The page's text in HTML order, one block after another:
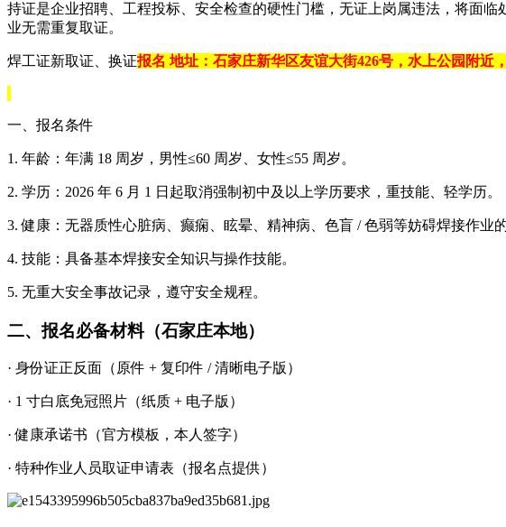
持证是企业招聘、工程投标、安全检查的硬性门槛，无证上岗属违法，将面
业无需重复取证。
焊工证新取证、换证报名 地址：石家庄新华区友谊大街426号，水上公园附近
一、报名条件
1. 年龄：年满 18 周岁，男性≤60 周岁、女性≤55 周岁。
2. 学历：2026 年 6 月 1 日起取消强制初中及以上学历要求，重技能、轻学历。
3. 健康：无器质性心脏病、癫痫、眩晕、精神病、色盲 / 色弱等妨碍焊接作业
4. 技能：具备基本焊接安全知识与操作技能。
5. 无重大安全事故记录，遵守安全规程。
二、报名必备材料（石家庄本地）
· 身份证正反面（原件 + 复印件 / 清晰电子版）
· 1 寸白底免冠照片（纸质 + 电子版）
· 健康承诺书（官方模板，本人签字）
· 特种作业人员取证申请表（报名点提供）